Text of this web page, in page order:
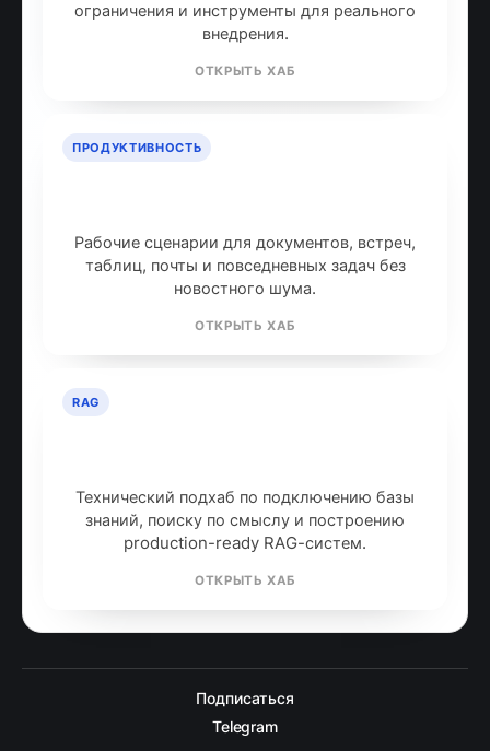
ограничения и инструменты для реального
внедрения.
ОТКРЫТЬ ХАБ
ПРОДУКТИВНОСТЬ
Рабочие сценарии для документов, встреч,
таблиц, почты и повседневных задач без
новостного шума.
ОТКРЫТЬ ХАБ
RAG
Технический подхаб по подключению базы
знаний, поиску по смыслу и построению
production-ready RAG-систем.
ОТКРЫТЬ ХАБ
Подписаться
Telegram